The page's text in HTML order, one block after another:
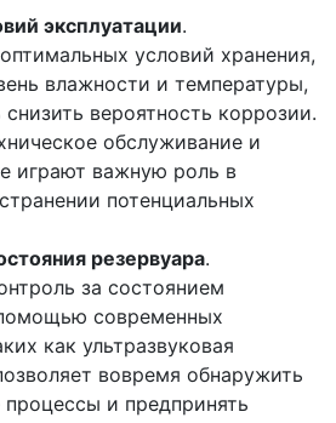
эксплуатации.
условий хранения,
влажности и температуры,
вероятность коррозии.
обслуживание и
играют важную роль в
потенциальных
резервуара.
за состоянием
современных
как ультразвуковая
вовремя обнаружить
и предпринять